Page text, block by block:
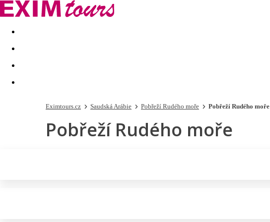
Akční nabídky Last minute
Eximtours.cz Saudská Arábie Pobřeží Rudého moře Pobřeží Rudého moře
Pobřeží Rudého moře